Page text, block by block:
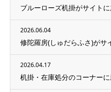
ブルーローズ机掛がサイト
2026.06.04
修陀羅房(しゅだらふさ)がサ
2026.04.17
机掛・在庫処分のコーナー